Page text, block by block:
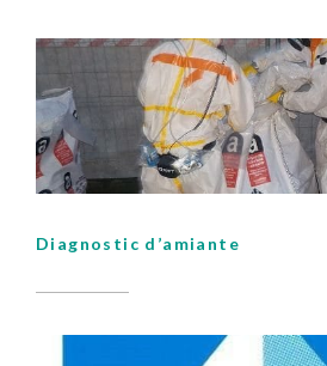
Diagnostic d’amiante